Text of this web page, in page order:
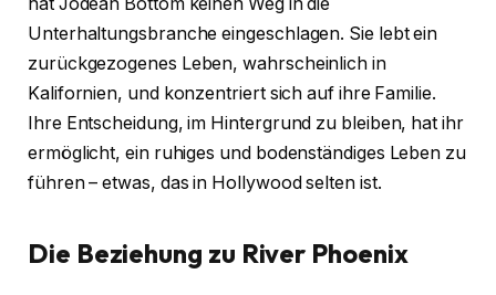
hat Jodean Bottom keinen Weg in die
Unterhaltungsbranche eingeschlagen. Sie lebt ein
zurückgezogenes Leben, wahrscheinlich in
Kalifornien, und konzentriert sich auf ihre Familie.
Ihre Entscheidung, im Hintergrund zu bleiben, hat ihr
ermöglicht, ein ruhiges und bodenständiges Leben zu
führen – etwas, das in Hollywood selten ist.
Die Beziehung zu River Phoenix